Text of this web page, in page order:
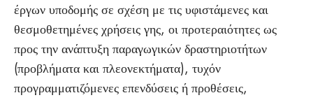
έργων υποδομής σε σχέση με τις υφιστάμενες και
θεσμοθετημένες χρήσεις γης, οι προτεραιότητες ως
προς την ανάπτυξη παραγωγικών δραστηριοτήτων
(προβλήματα και πλεονεκτήματα), τυχόν
προγραμματιζόμενες επενδύσεις ή προθέσεις,